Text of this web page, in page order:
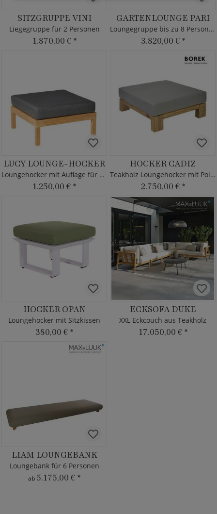
SITZGRUPPE VINI
Liegegruppe für 2 Personen
1.870,00 € *
GARTENLOUNGE PARI
Loungegruppe bis zu 8 Personen
3.820,00 € *
LUCY LOUNGE-HOCKER
Loungehocker mit Auflage für den Garten
1.250,00 € *
HOCKER CADIZ
Teakholz Loungehocker mit Polster
2.750,00 € *
HOCKER OPAN
Loungehocker mit Sitzkissen
380,00 € *
ECKSOFA DUKE
XXL Eckcouch aus Teakholz
17.050,00 € *
LIAM LOUNGEBANK
Loungebank für 6 Personen
ab 5.175,00 € *